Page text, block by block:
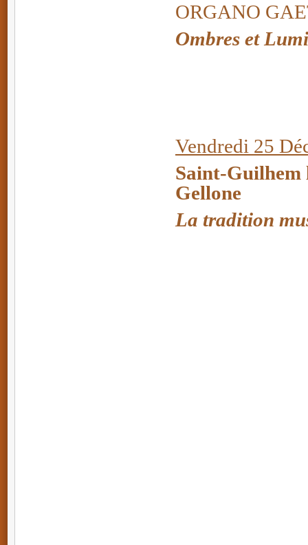
ORGANO
Ombres et
Vendredi 25
Saint-Guilhem
Gellone
La tradition